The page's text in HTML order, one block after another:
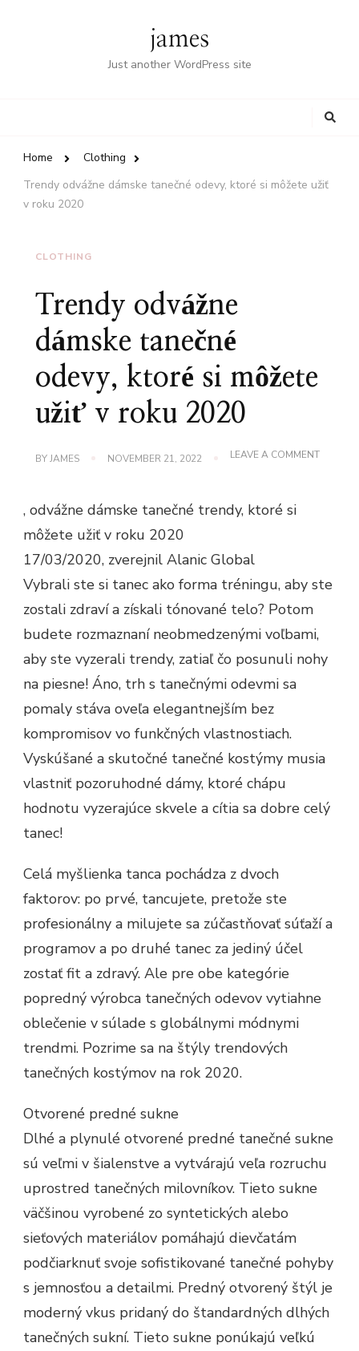
james
Just another WordPress site
Home
Clothing
Trendy odvážne dámske tanečné odevy, ktoré si môžete užiť
v roku 2020
CLOTHING
Trendy odvážne
dámske tanečné
odevy, ktoré si môžete
užiť v roku 2020
BYJAMES NOVEMBER 21, 2022 LEAVE A COMMENTON
V
, odvážne dámske tanečné trendy, ktoré si
môžete užiť v roku 2020
17/03/2020, zverejnil Alanic Global
Vybrali ste si tanec ako forma tréningu, aby ste
zostali zdraví a získali tónované telo? Potom
budete rozmaznaní neobmedzenými voľbami,
aby ste vyzerali trendy, zatiaľ čo posunuli nohy
na piesne! Áno, trh s tanečnými odevmi sa
pomaly stáva oveľa elegantnejším bez
kompromisov vo funkčných vlastnostiach.
Vyskúšané a skutočné tanečné kostýmy musia
vlastniť pozoruhodné dámy, ktoré chápu
hodnotu vyzerajúce skvele a cítia sa dobre celý
tanec!
Celá myšlienka tanca pochádza z dvoch
faktorov: po prvé, tancujete, pretože ste
profesionálny a milujete sa zúčastňovať súťaží a
programov a po druhé tanec za jediný účel
zostať fit a zdravý. Ale pre obe kategórie
popredný výrobca tanečných odevov vytiahne
oblečenie v súlade s globálnymi módnymi
trendmi. Pozrime sa na štýly trendových
tanečných kostýmov na rok 2020.
Otvorené predné sukne
Dlhé a plynulé otvorené predné tanečné sukne
sú veľmi v šialenstve a vytvárajú veľa rozruchu
uprostred tanečných milovníkov. Tieto sukne
väčšinou vyrobené zo syntetických alebo
sieťových materiálov pomáhajú dievčatám
podčiarknuť svoje sofistikované tanečné pohyby
s jemnosťou a detailmi. Predný otvorený štýl je
moderný vkus pridaný do štandardných dlhých
tanečných sukní. Tieto sukne ponúkajú veľkú